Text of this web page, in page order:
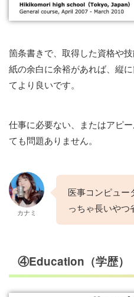
箇条書きで、取得した資格や
紙の余白に余裕があれば、縦
てより良いです。
仕事に必要ない、またはアピ
ても問題ありません。
カナミ
医事コンピュー
っちゃ長いやつ
④Education（学歴）